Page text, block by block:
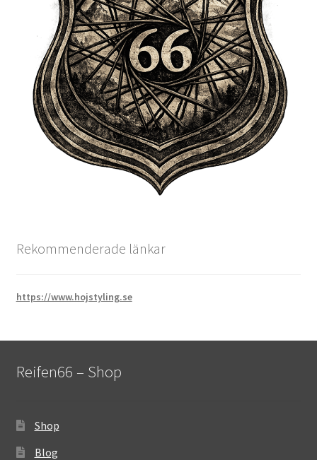
Rekommenderade länkar
https://www.hojstyling.se
Reifen66 – Shop
Shop
Blog